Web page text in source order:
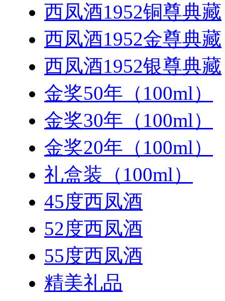
西凤酒1952铜尊典藏
西凤酒1952金尊典藏
西凤酒1952银尊典藏
金奖50年（100ml）
金奖30年（100ml）
金奖20年（100ml）
礼盒装（100ml）
45度西凤酒
52度西凤酒
55度西凤酒
精美礼品